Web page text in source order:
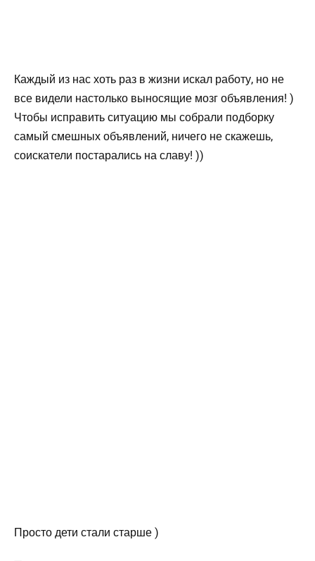
Каждый из нас хоть раз в жизни искал работу, но не
все видели настолько выносящие мозг объявления! )
Чтобы исправить ситуацию мы собрали подборку
самый смешных объявлений, ничего не скажешь,
соискатели постарались на славу! ))
Просто дети стали старше )